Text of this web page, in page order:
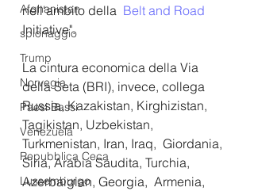
Afghanistan
spionaggio
Trump
Norvegia
Paesi Bassi
Venezuela
Repubblica Ceca
Lussemburgo
nell'ambito della Belt and Road
Initiative".
La cintura economica della Via
della Seta (BRI), invece, collega
Russia, Kazakistan, Kirghizistan,
Tagikistan, Uzbekistan,
Turkmenistan, Iran, Iraq,  Giordania,
Siria, Arabia Saudita, Turchia,
Azerbaigian, Georgia,  Armenia,